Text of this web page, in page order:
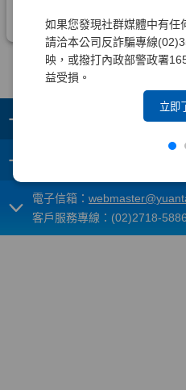
如果您發現社群媒體中有任
請洽本公司反詐騙專線
映，或撥打內政部警政署
益受損。
立即
+
+
電子信箱：
客戶服務專線：(02)2718-5886